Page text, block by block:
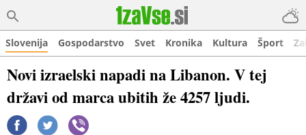
Slovenija Gospodarstvo Svet Kronika Kultura Šport
Novi izraelski napadi na Libanon. V tej
državi od marca ubitih že 4257 ljudi.